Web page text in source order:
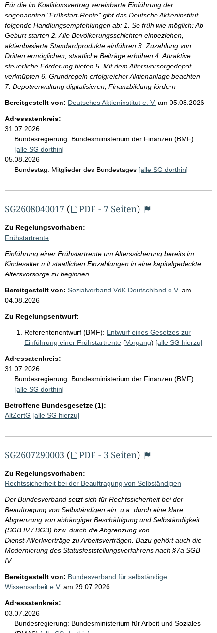
Für die im Koalitionsvertrag vereinbarte Einführung der
sogenannten "Frühstart-Rente" gibt das Deutsche Aktieninstitut
folgende Handlungsempfehlungen ab: 1. So früh wie möglich: Ab
Geburt starten 2. Alle Bevölkerungsschichten einbeziehen,
aktienbasierte Standardprodukte einführen 3. Zuzahlung von
Dritten ermöglichen, staatliche Beiträge erhöhen 4. Attraktive
steuerliche Förderung bieten 5. Mit dem Altersvorsorgedepot
verknüpfen 6. Grundregeln erfolgreicher Aktienanlage beachten
7. Depotverwaltung digitalisieren, Finanzbildung fördern
Bereitgestellt von: Deutsches Aktieninstitut e. V. am 05.08.2026
Adressatenkreis:
31.07.2026
Bundesregierung: Bundesministerium der Finanzen (BMF)
[alle SG dorthin]
05.08.2026
Bundestag: Mitglieder des Bundestages [alle SG dorthin]
SG2608040017 ( PDF - 7 Seiten)
Zu Regelungsvorhaben:
Frühstartrente
Einführung einer Frühstartrente um Alterssicherung bereits im
Kindesalter mit staatlichen Einzahlungen in eine kapitalgedeckte
Altersvorsorge zu beginnen
Bereitgestellt von: Sozialverband VdK Deutschland e.V. am
04.08.2026
Zu Regelungsentwurf:
Referentenentwurf (BMF): Entwurf eines Gesetzes zur
Einführung einer Frühstartrente (Vorgang) [alle SG hierzu]
Adressatenkreis:
31.07.2026
Bundesregierung: Bundesministerium der Finanzen (BMF)
[alle SG dorthin]
Betroffene Bundesgesetze (1):
AltZertG [alle SG hierzu]
SG2607290003 ( PDF - 3 Seiten)
Zu Regelungsvorhaben:
Rechtssicherheit bei der Beauftragung von Selbständigen
Der Bundesverband setzt sich für Rechtssicherheit bei der
Beauftragung von Selbständigen ein, u.a. durch eine klare
Abgrenzung von abhängiger Beschäftigung und Selbständigkeit
(SGB IV / BGB) bzw. durch die Abgrenzung von
Dienst-/Werkverträge zu Arbeitsverträgen. Dazu gehört auch die
Modernierung des Statusfeststellungsverfahrens nach §7a SGB
IV.
Bereitgestellt von: Bundesverband für selbständige
Wissensarbeit e.V. am 29.07.2026
Adressatenkreis:
03.07.2026
Bundesregierung: Bundesministerium für Arbeit und Soziales